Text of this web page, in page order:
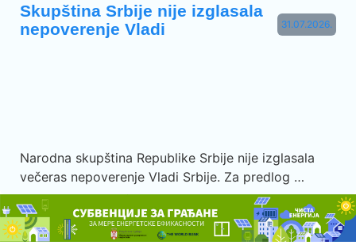
31.07.2026.
Skupština Srbije nije izglasala
nepoverenje Vladi
Narodna skupština Republike Srbije nije izglasala
večeras nepoverenje Vladi Srbije. Za predlog …